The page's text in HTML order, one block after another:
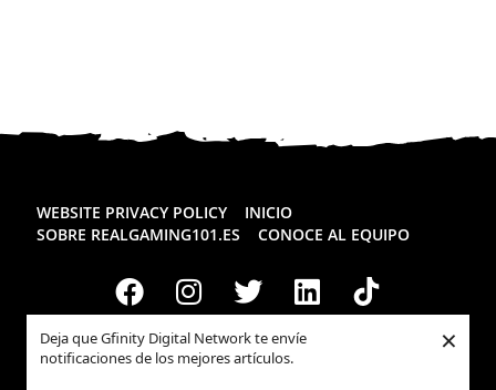
Deja que Gfinity Digital Network te envíe
notificaciones de los mejores artículos.
×
WEBSITE PRIVACY POLICY
INICIO
SOBRE REALGAMING101.ES
CONOCE AL EQUIPO
Todos los derechos reservadosRealgaming.es